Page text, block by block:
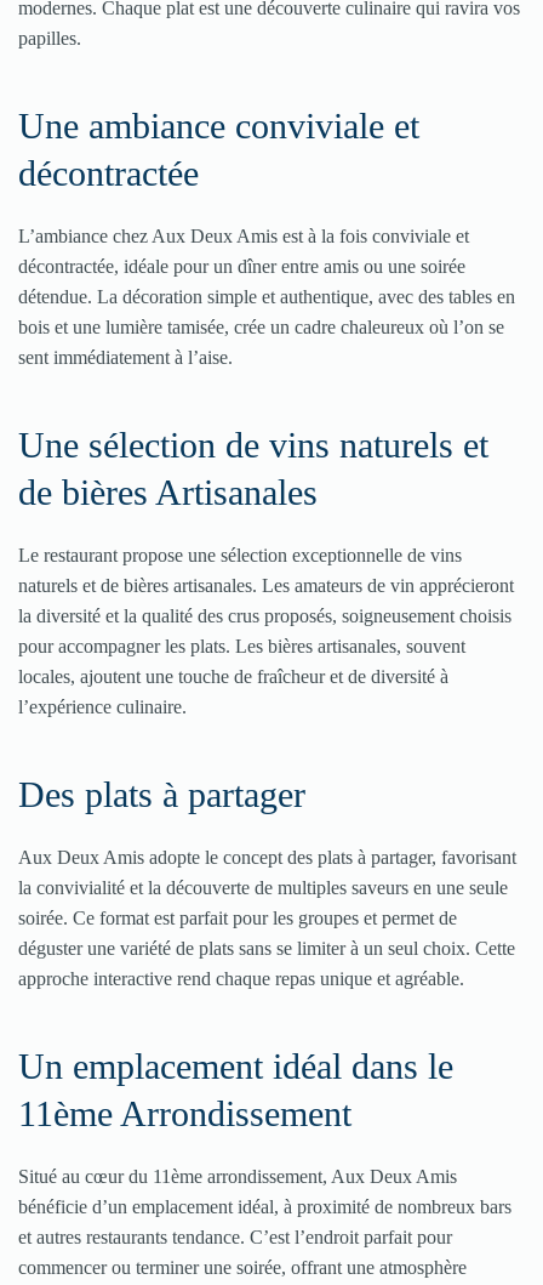
modernes. Chaque plat est une découverte culinaire qui ravira vos
papilles​​​​.
Une ambiance conviviale et
décontractée
L’ambiance chez Aux Deux Amis est à la fois conviviale et
décontractée, idéale pour un dîner entre amis ou une soirée
détendue. La décoration simple et authentique, avec des tables en
bois et une lumière tamisée, crée un cadre chaleureux où l’on se
sent immédiatement à l’aise​​​​.
Une sélection de vins naturels et
de bières Artisanales
Le restaurant propose une sélection exceptionnelle de vins
naturels et de bières artisanales. Les amateurs de vin apprécieront
la diversité et la qualité des crus proposés, soigneusement choisis
pour accompagner les plats. Les bières artisanales, souvent
locales, ajoutent une touche de fraîcheur et de diversité à
l’expérience culinaire​​​​.
Des plats à partager
Aux Deux Amis adopte le concept des plats à partager, favorisant
la convivialité et la découverte de multiples saveurs en une seule
soirée. Ce format est parfait pour les groupes et permet de
déguster une variété de plats sans se limiter à un seul choix. Cette
approche interactive rend chaque repas unique et agréable​​​​.
Un emplacement idéal dans le
11ème Arrondissement
Situé au cœur du 11ème arrondissement, Aux Deux Amis
bénéficie d’un emplacement idéal, à proximité de nombreux bars
et autres restaurants tendance. C’est l’endroit parfait pour
commencer ou terminer une soirée, offrant une atmosphère